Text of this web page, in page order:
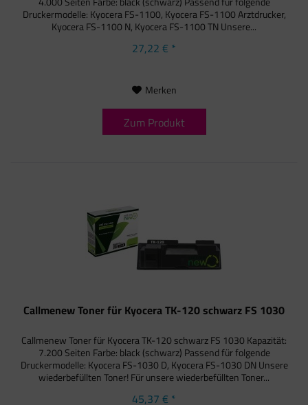
Druckermodelle: Kyocera FS-1100, Kyocera FS-1100 Arztdrucker,
Kyocera FS-1100 N, Kyocera FS-1100 TN Unsere...
27,22 € *
Merken
Zum Produkt
Callmenew Toner für Kyocera TK-120 schwarz FS 1030
Callmenew Toner für Kyocera TK-120 schwarz FS 1030 Kapazität:
7.200 Seiten Farbe: black (schwarz) Passend für folgende
Druckermodelle: Kyocera FS-1030 D, Kyocera FS-1030 DN Unsere
wiederbefüllten Toner! Für unsere wiederbefüllten Toner...
45,37 € *